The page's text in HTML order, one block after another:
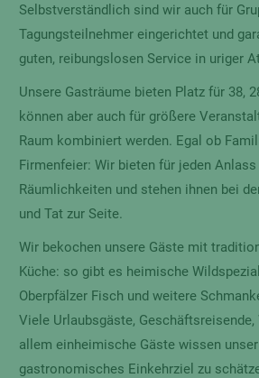
Selbstverständlich sind wir auch für
Tagungsteilnehmer eingerichtet und
guten, reibungslosen Service in uriger
Unsere Gasträume bieten Platz für 38,
können aber auch für größere
Raum kombiniert werden. Egal ob
Firmenfeier: Wir bieten für jeden
Räumlichkeiten und stehen ihnen bei
und Tat zur Seite.
Wir bekochen unsere Gäste mit
Küche: so gibt es heimische
Oberpfälzer Fisch und weitere
Viele Urlaubsgäste, Geschäftsreisende,
allem einheimische Gäste wissen
gastronomisches Einkehrziel zu